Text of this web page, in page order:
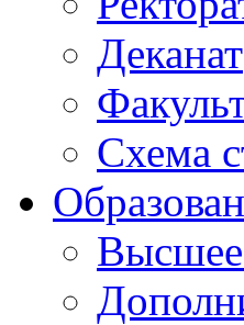
Деканат
Схема
Высшее